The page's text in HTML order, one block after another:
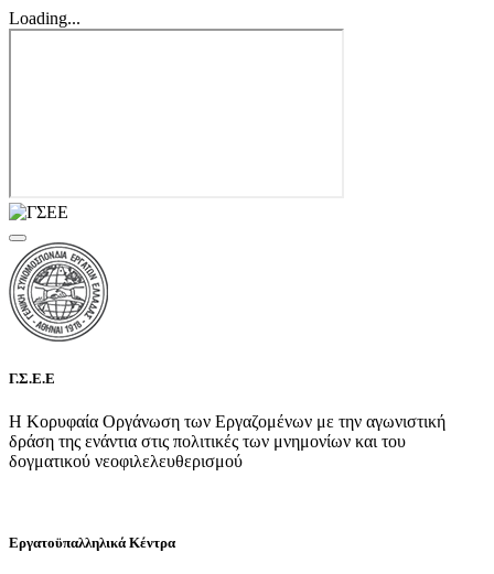
Loading...
Γ.Σ.Ε.Ε
Η Κορυφαία Οργάνωση των Εργαζομένων με την αγωνιστική
δράση της ενάντια στις πολιτικές των μνημονίων και του
δογματικού νεοφιλελευθερισμού
Εργατοϋπαλληλικά Κέντρα